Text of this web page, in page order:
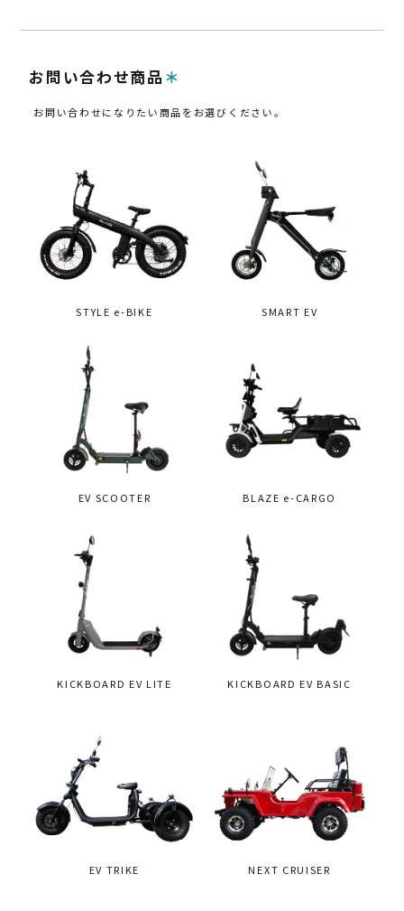
お問い合わせ商品
お問い合わせになりたい商品をお選びください。
STYLE e-BIKE SMART EV
EV SCOOTER BLAZE e-CARGO
KICKBOARD EV LITE KICKBOARD EV BASIC
EV TRIKE NEXT CRUISER